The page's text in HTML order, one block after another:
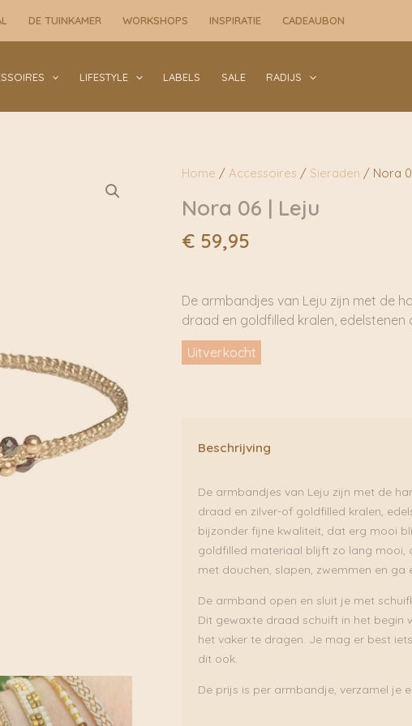
DE TUINKAMER WORKSHOPS INSPIRATIE CADEAUBON
LIFESTYLE LABELS SALE RADIJS
Home / Accessoires / Sieraden / Nora
Nora 06 | Leju
€59,95
De armbandjes van Leju zijn met de
draad en goldfilled kralen,
Uitverkocht
Beschrijving
De armbandjes van Leju zijn met de
draad en zilver-of goldfilled kralen,
bijzonder fijne kwaliteit, dat erg mooi
goldfilled materiaal blijft zo lang mooi,
met douchen, slapen, zwemmen en ga
De armband open en sluit je met
Dit gewaxte draad schuift in het
het vaker te dragen. Je mag er best
dit ook.
De prijs is per armbandje, verzamel je